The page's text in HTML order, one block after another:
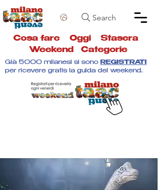
Search
Cosa fare Oggi Stasera
Weekend
Categorie
Già 5000 milanesi si sono REGISTRATI
per ricevere gratis la guida del weekend.